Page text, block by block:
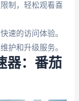
制，轻松观看喜
速的访问体验。
护和升级服务。
器：番茄